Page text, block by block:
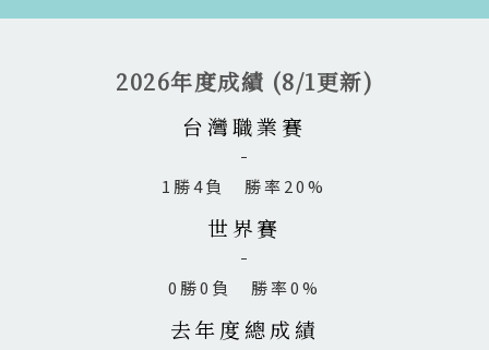
2026年度成績 (8/1更新)
台灣職業賽
1勝4負 勝率20%
世界賽
0勝0負 勝率0%
去年度總成績